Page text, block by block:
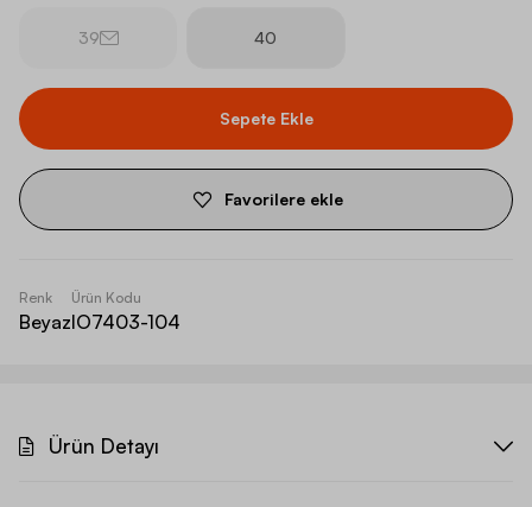
39 40
Sepete Ekle
Favorilere ekle
Renk
Beyaz
Ürün Kodu
IO7403-104
Ürün Detayı